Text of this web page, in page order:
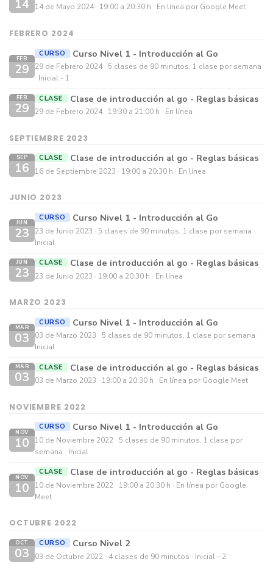
14 14 de Mayo 2024 19:00 a 20:30 h En línea por Google Meet
FEBRERO 2024
FEB
29
CURSO Curso Nivel 1 - Introducción al Go
29 de Febrero 2024
5 clases de 90 minutos, 1 clase por semana
Inicial - 1
FEB
29
CLASE Clase de introducción al go - Reglas básicas
29 de Febrero 2024 19:30 a 21:00 h En línea
SEPTIEMBRE 2023
SEP
16
CLASE Clase de introducción al go - Reglas básicas
16 de Septiembre 2023 19:00 a 20:30 h En línea
JUNIO 2023
JUN
23
CURSO Curso Nivel 1 - Introducción al Go
23 de Junio 2023
5 clases de 90 minutos, 1 clase por semana
Inicial
JUN
23
CLASE Clase de introducción al go - Reglas básicas
23 de Junio 2023 19:00 a 20:30 h En línea
MARZO 2023
MAR
03
CURSO Curso Nivel 1 - Introducción al Go
03 de Marzo 2023
5 clases de 90 minutos, 1 clase por semana
Inicial
MAR
03
CLASE Clase de introducción al go - Reglas básicas
03 de Marzo 2023 19:00 a 20:30 h En línea por Google Meet
NOVIEMBRE 2022
NOV
10
CURSO Curso Nivel 1 - Introducción al Go
10 de Noviembre 2022
5 clases de 90 minutos, 1 clase por
semana
Inicial
NOV
10
CLASE Clase de introducción al go - Reglas básicas
10 de Noviembre 2022 19:00 a 20:30 h
En línea por Google
Meet
OCTUBRE 2022
OCT
03
CURSO Curso Nivel 2
03 de Octubre 2022 4 clases de 90 minutos Inicial - 2